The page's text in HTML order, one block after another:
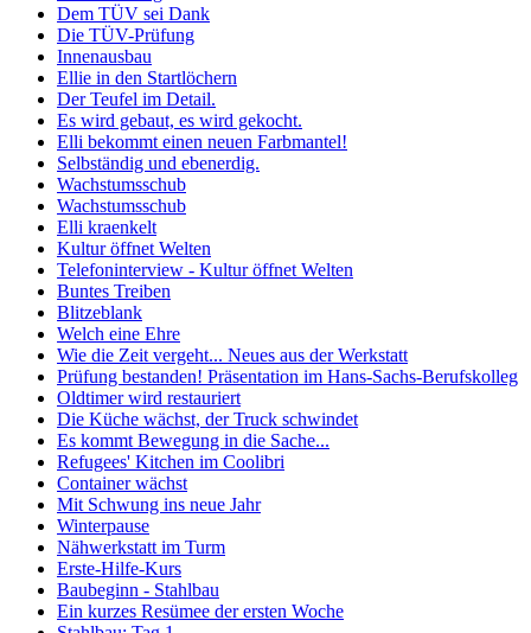
Dem TÜV sei Dank
Die TÜV-Prüfung
Innenausbau
Ellie in den Startlöchern
Der Teufel im Detail.
Es wird gebaut, es wird gekocht.
Elli bekommt einen neuen Farbmantel!
Selbständig und ebenerdig.
Wachstumsschub
Wachstumsschub
Elli kraenkelt
Kultur öffnet Welten
Telefoninterview - Kultur öffnet Welten
Buntes Treiben
Blitzeblank
Welch eine Ehre
Wie die Zeit vergeht... Neues aus der Werkstatt
Prüfung bestanden! Präsentation im Hans-Sachs-Berufskolleg
Oldtimer wird restauriert
Die Küche wächst, der Truck schwindet
Es kommt Bewegung in die Sache...
Refugees' Kitchen im Coolibri
Container wächst
Mit Schwung ins neue Jahr
Winterpause
Nähwerkstatt im Turm
Erste-Hilfe-Kurs
Baubeginn - Stahlbau
Ein kurzes Resümee der ersten Woche